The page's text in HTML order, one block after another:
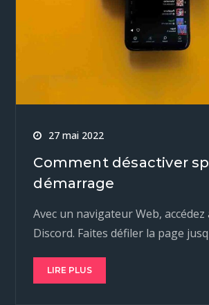
27 mai 2022
Comment désactiver
démarrage
Avec un navigateur Web, accédez
Discord. Faites défiler la page
LIRE PLUS